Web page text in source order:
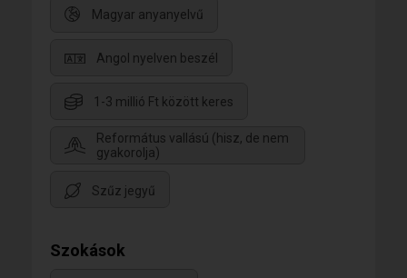
Magyar anyanyelvű
Angol nyelven beszél
1-3 millió Ft között keres
Református vallású (hisz, de nem
gyakorolja)
Szűz jegyű
Szokások